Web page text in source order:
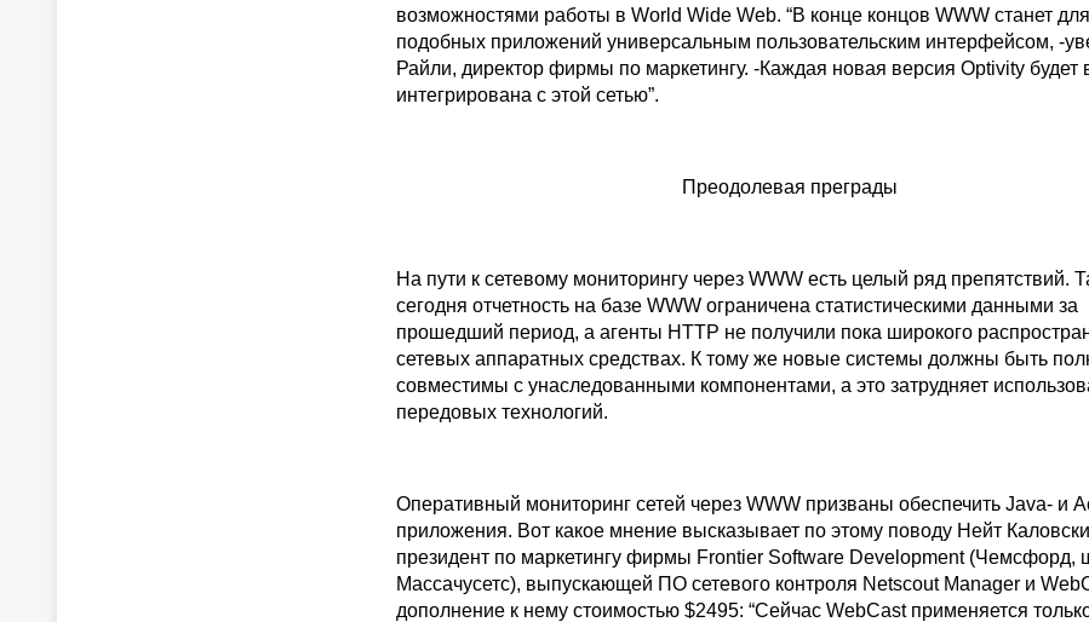
возможностями работы в World Wide Web. “В конце концов WWW станет для
подобных приложений универсальным пользовательским интерфейсом, -
Райли, директор фирмы по маркетингу. -Каждая новая версия Optivity будет
интегрирована с этой сетью”.
Преодолевая преграды
На пути к сетевому мониторингу через WWW есть целый ряд препятствий.
сегодня отчетность на базе WWW ограничена статистическими данными за
прошедший период, а агенты НТТР не получили пока широкого
сетевых аппаратных средствах. К тому же новые системы должны быть
совместимы с унаследованными компонентами, а это затрудняет
передовых технологий.
Оперативный мониторинг сетей через WWW призваны обеспечить Java- и
приложения. Вот какое мнение высказывает по этому поводу Нейт
президент по маркетингу фирмы Frontier Software Development (Чемсфорд,
Массачусетс), выпускающей ПО сетевого контроля Netscout Manager и
дополнение к нему стоимостью $2495: “Сейчас WebCast применяется